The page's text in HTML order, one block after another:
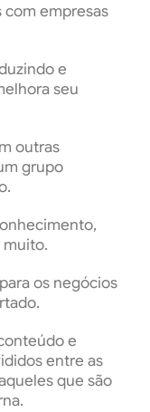
com empresas
e
seu
outras
grupo
muito.
os negócios
e
entre as
que são